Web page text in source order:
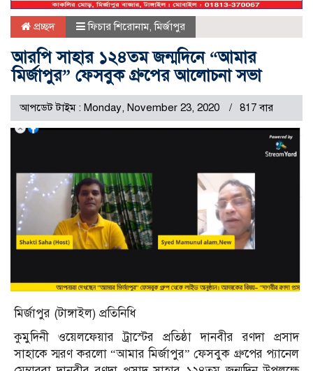
প্রচ্ছদ ফিচার শিরোনাম,মির্জাপুর
আরপি সাহার ১২৪তম জন্মদিনে “আমার
মির্জাপুর” ফেসবুক গ্রুপের আলোচনা সভা
আপডেট টাইম : Monday, November 23, 2020 817 বার
মির্জাপুর (টাঙ্গাইল) প্রতিনিধি
কুমুদিনী ওয়েলফেয়ার ট্রাস্টের প্রতিষ্ঠা দানবীর রণদা প্রসাদ
সাহাকে স্মরণ করলো “আমার মির্জাপুর” ফেসবুক গ্রুপের প্যানেল